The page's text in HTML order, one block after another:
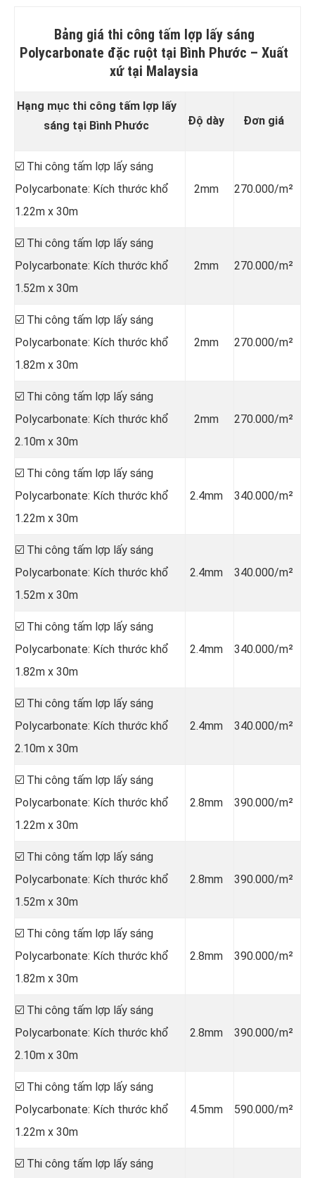
Bảng giá thi công tấm lợp lấy sáng
Polycarbonate đặc ruột tại Bình Phước – Xuất
xứ tại Malaysia
Hạng mục thi công tấm lợp lấy
sáng tại Bình Phước
Độ dày Đơn giá
☑️ Thi công tấm lợp lấy sáng
Polycarbonate: Kích thước khổ
1.22m x 30m
2mm 270.000/m²
☑️ Thi công tấm lợp lấy sáng
Polycarbonate: Kích thước khổ
1.52m x 30m
2mm 270.000/m²
☑️ Thi công tấm lợp lấy sáng
Polycarbonate: Kích thước khổ
1.82m x 30m
2mm 270.000/m²
☑️ Thi công tấm lợp lấy sáng
Polycarbonate: Kích thước khổ
2.10m x 30m
2mm 270.000/m²
☑️ Thi công tấm lợp lấy sáng
Polycarbonate: Kích thước khổ
1.22m x 30m
2.4mm 340.000/m²
☑️ Thi công tấm lợp lấy sáng
Polycarbonate: Kích thước khổ
1.52m x 30m
2.4mm 340.000/m²
☑️ Thi công tấm lợp lấy sáng
Polycarbonate: Kích thước khổ
1.82m x 30m
2.4mm 340.000/m²
☑️ Thi công tấm lợp lấy sáng
Polycarbonate: Kích thước khổ
2.10m x 30m
2.4mm 340.000/m²
☑️ Thi công tấm lợp lấy sáng
Polycarbonate: Kích thước khổ
1.22m x 30m
2.8mm 390.000/m²
☑️ Thi công tấm lợp lấy sáng
Polycarbonate: Kích thước khổ
1.52m x 30m
2.8mm 390.000/m²
☑️ Thi công tấm lợp lấy sáng
Polycarbonate: Kích thước khổ
1.82m x 30m
2.8mm 390.000/m²
☑️ Thi công tấm lợp lấy sáng
Polycarbonate: Kích thước khổ
2.10m x 30m
2.8mm 390.000/m²
☑️ Thi công tấm lợp lấy sáng
Polycarbonate: Kích thước khổ
1.22m x 30m
4.5mm 590.000/m²
☑️ Thi công tấm lợp lấy sáng